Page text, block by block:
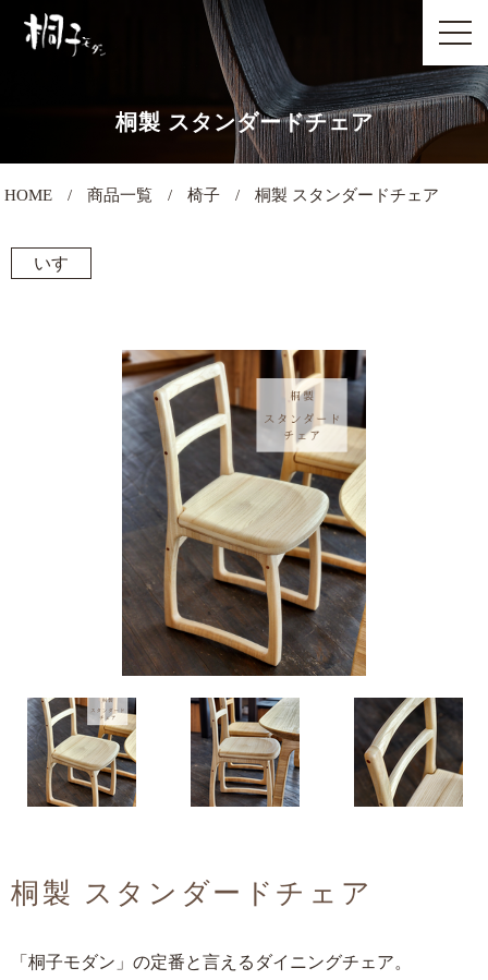
桐製 スタンダードチェア
HOME 商品一覧 椅子 桐製 スタンダードチェア
いす
桐製 スタンダードチェア
「桐子モダン」の定番と言えるダイニングチェア。